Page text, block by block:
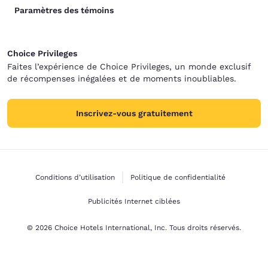
Paramètres des témoins
Choice Privileges
Faites l’expérience de Choice Privileges, un monde exclusif
de récompenses inégalées et de moments inoubliables.
Inscrivez-vous gratuitement
Conditions d’utilisation Politique de confidentialité
Publicités Internet ciblées
© 2026 Choice Hotels International, Inc. Tous droits réservés.